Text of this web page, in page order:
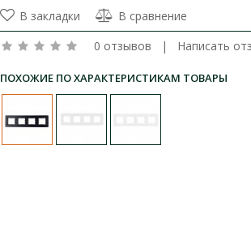
В закладки
В сравнение
0 отзывов | Написать
ПОХОЖИЕ ПО ХАРАКТЕРИСТИКАМ ТОВАРЫ